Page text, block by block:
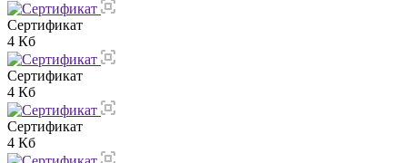
Сертификат
4 Кб
Сертификат
4 Кб
Сертификат
4 Кб